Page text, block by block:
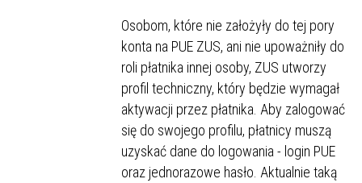
Osobom, które nie założyły do tej pory
konta na PUE ZUS, ani nie upoważniły do
roli płatnika innej osoby, ZUS utworzy
profil techniczny, który będzie wymagał
aktywacji przez płatnika. Aby zalogować
się do swojego profilu, płatnicy muszą
uzyskać dane do logowania - login PUE
oraz jednorazowe hasło. Aktualnie taką